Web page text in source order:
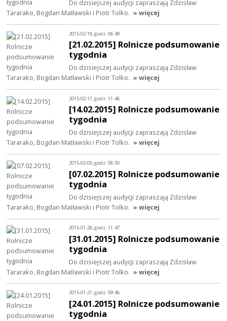
Do dzisiejszej audycji zapraszają Zdzisław
Tararako, Bogdan Matławski i Piotr Tolko. » więcej
2015-02-18, godz. 06:49
[21.02.2015] Rolnicze podsumowanie
tygodnia
Do dzisiejszej audycji zapraszają Zdzisław
Tararako, Bogdan Matławski i Piotr Tolko. » więcej
2015-02-11, godz. 11:46
[14.02.2015] Rolnicze podsumowanie
tygodnia
Do dzisiejszej audycji zapraszają Zdzisław
Tararako, Bogdan Matławski i Piotr Tolko. » więcej
2015-02-05, godz. 08:50
[07.02.2015] Rolnicze podsumowanie
tygodnia
Do dzisiejszej audycji zapraszają Zdzisław
Tararako, Bogdan Matławski i Piotr Tolko. » więcej
2015-01-28, godz. 11:47
[31.01.2015] Rolnicze podsumowanie
tygodnia
Do dzisiejszej audycji zapraszają Zdzisław
Tararako, Bogdan Matławski i Piotr Tolko. » więcej
2015-01-21, godz. 09:46
[24.01.2015] Rolnicze podsumowanie
tygodnia